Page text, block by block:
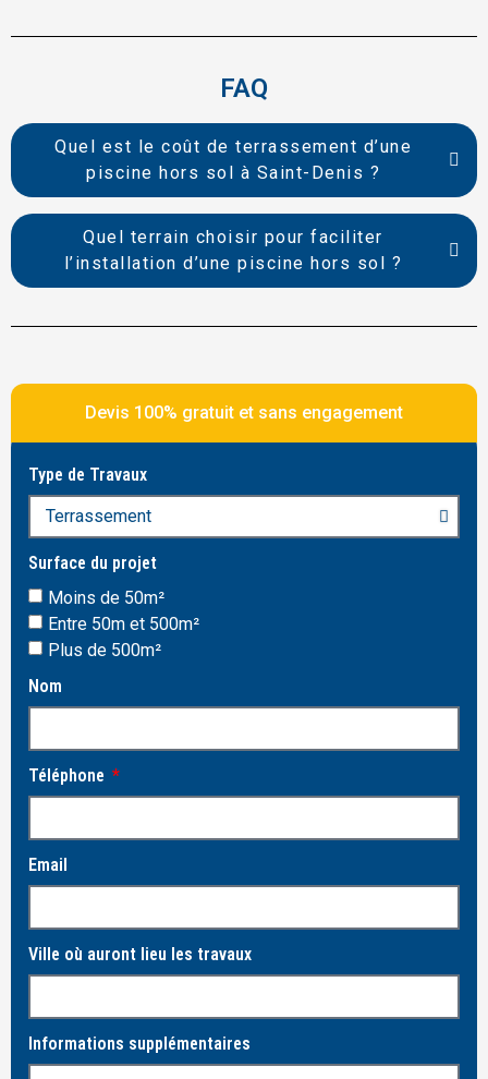
FAQ
Quel est le coût de terrassement d’une
piscine hors sol à Saint-Denis ?
Quel terrain choisir pour faciliter
l’installation d’une piscine hors sol ?
Devis 100% gratuit et sans engagement
Type de Travaux
Surface du projet
Moins de 50m²
Entre 50m et 500m²
Plus de 500m²
Nom
Téléphone
Email
Ville où auront lieu les travaux
Informations supplémentaires